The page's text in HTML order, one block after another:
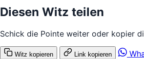
Diesen Witz teilen
Schick die Pointe weiter oder kopier
Witz kopieren Link kopieren